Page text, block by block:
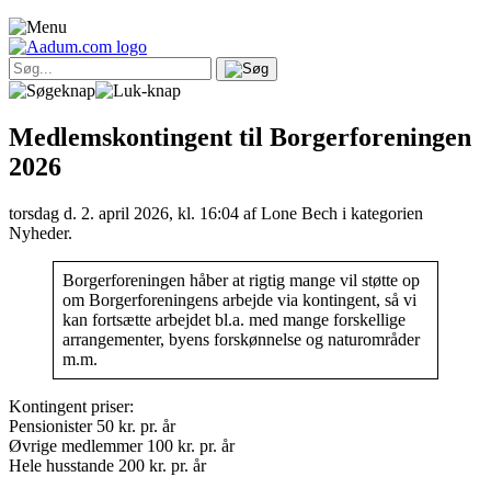
Medlemskontingent til Borgerforeningen
2026
torsdag d. 2. april 2026, kl. 16:04 af Lone Bech i kategorien
Nyheder.
Borgerforeningen håber at rigtig mange vil støtte op
om Borgerforeningens arbejde via kontingent, så vi
kan fortsætte arbejdet bl.a. med mange forskellige
arrangementer, byens forskønnelse og naturområder
m.m.
Kontingent priser:
Pensionister 50 kr. pr. år
Øvrige medlemmer 100 kr. pr. år
Hele husstande 200 kr. pr. år